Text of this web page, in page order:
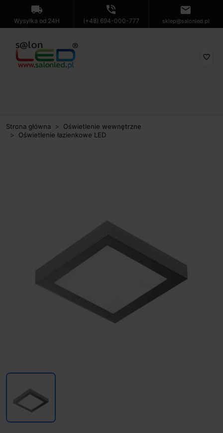
local_shipping
Wysyłka od 24H
phone_in_talk
(+48) 694-000-777
mail
sklep@salonled.pl
favorite_border
Strona główna
Oświetlenie wewnętrzne
Oświetlenie łazienkowe LED